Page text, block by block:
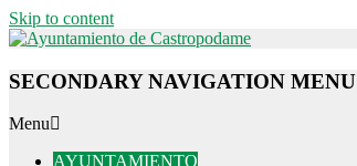
Skip to content
SECONDARY NAVIGATION MENU
Menu
AYUNTAMIENTO